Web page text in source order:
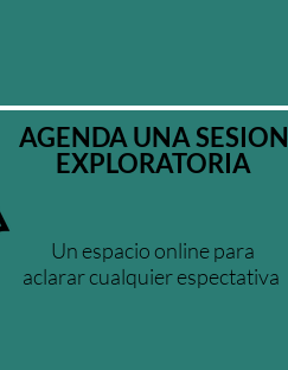
AGENDA UNA SESION
EXPLORATORIA
Un espacio online para
aclarar cualquier espectativa